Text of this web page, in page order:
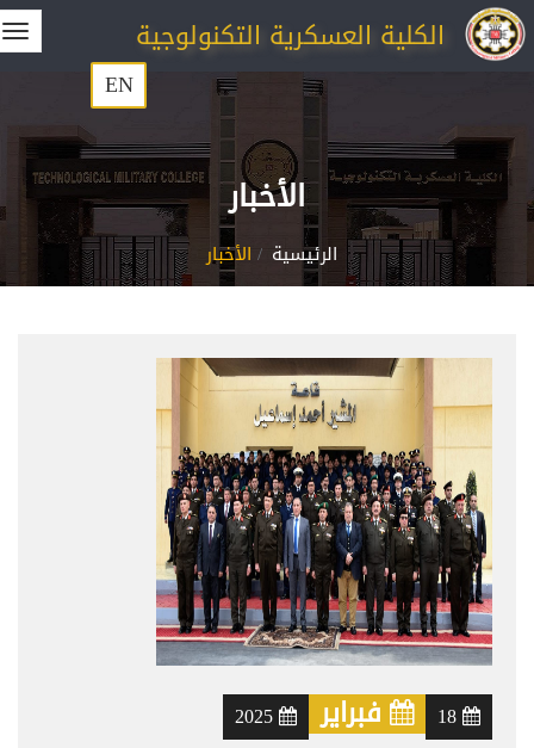
الكلية العسكرية التكنولوجية
EN
الأخبار
الرئيسية الأخبار
فبراير